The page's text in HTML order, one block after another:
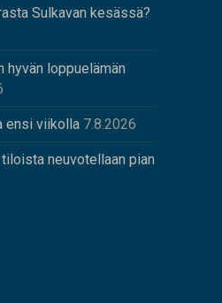
Sulkavan kesässä?
hyvän loppuelämän
ensi viikolla 7.8.2026
neuvotellaan pian